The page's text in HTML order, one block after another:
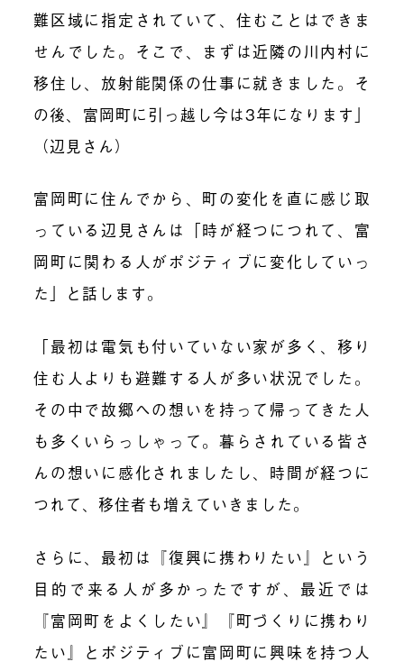
難区域に指定されていて、住むことはできま
せんでした。そこで、まずは近隣の川内村に
移住し、放射能関係の仕事に就きました。そ
の後、富岡町に引っ越し今は3年になります」
（辺見さん）
富岡町に住んでから、町の変化を直に感じ取
っている辺見さんは「時が経つにつれて、富
岡町に関わる人がポジティブに変化していっ
た」と話します。
「最初は電気も付いていない家が多く、移り
住む人よりも避難する人が多い状況でした。
その中で故郷への想いを持って帰ってきた人
も多くいらっしゃって。暮らされている皆さ
んの想いに感化されましたし、時間が経つに
つれて、移住者も増えていきました。
さらに、最初は『復興に携わりたい』という
目的で来る人が多かったですが、最近では
『富岡町をよくしたい』『町づくりに携わり
たい』とポジティブに富岡町に興味を持つ人